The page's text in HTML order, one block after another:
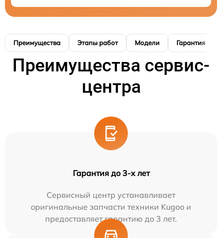
Преимущества Этапы работ Модели Гарантия
Преимущества сервис-
центра
Гарантия до 3-х лет
Сервисный центр устанавливает
оригинальные запчасти техники Kugoo и
предоставляет гарантию до 3 лет.